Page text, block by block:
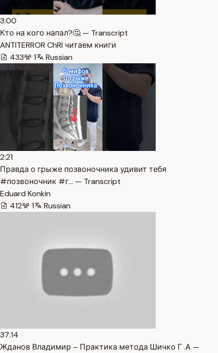
3:00
Кто на кого напал?🤔 — Transcript
ANTITERROR ChRI читаем книги
433
1 Russian
2:21
Правда о грыже позвоночника удивит тебя
#позвоночник #г… — Transcript
Eduard Konkin
412
1 Russian
37:14
Жданов Владимир – Практика метода Шичко Г .А —